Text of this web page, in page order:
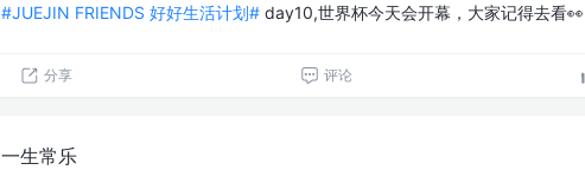
#JUEJIN FRIENDS 好好生活计划# day10,世界杯今天会开幕，大家记得去看👀
分享 评论
一生常乐